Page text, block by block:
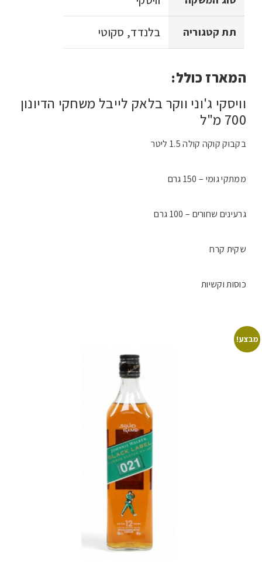
תת קטגוריה בלנדד, סקוטי
המארז כולל:
וויסקי ג'וני ווקר בלאק לייבל משחקי הדיונון
700 מ"ל
בקבוק קוקה קולה 1.5 ליטר
ממתקי גומי – 150 גרם
גרעינים שחורים – 100 גרם
שקית קרח
כוסות וקשיות
מבצע!